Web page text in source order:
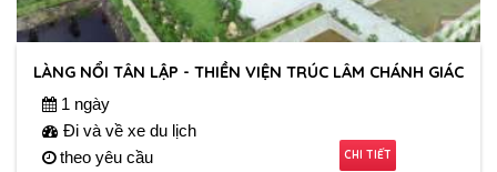
LÀNG NỔI TÂN LẬP - THIỀN VIỆN TRÚC LÂM CHÁNH GIÁC
1 ngày
Đi và về xe du lịch
theo yêu cầu
CHI TIẾT